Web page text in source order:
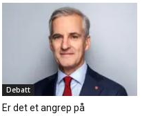
Debatt
Er det et angrep på